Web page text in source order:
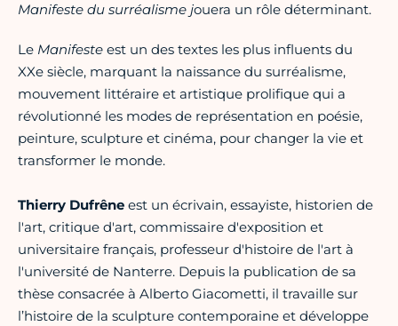
Manifeste du surréalisme jouera un rôle déterminant.
Le Manifeste est un des textes les plus influents du
XXe siècle, marquant la naissance du surréalisme,
mouvement littéraire et artistique prolifique qui a
révolutionné les modes de représentation en poésie,
peinture, sculpture et cinéma, pour changer la vie et
transformer le monde.
Thierry Dufrêne est un écrivain, essayiste, historien de
l'art, critique d'art, commissaire d'exposition et
universitaire français, professeur d'histoire de l'art à
l'université de Nanterre. Depuis la publication de sa
thèse consacrée à Alberto Giacometti, il travaille sur
l’histoire de la sculpture contemporaine et développe